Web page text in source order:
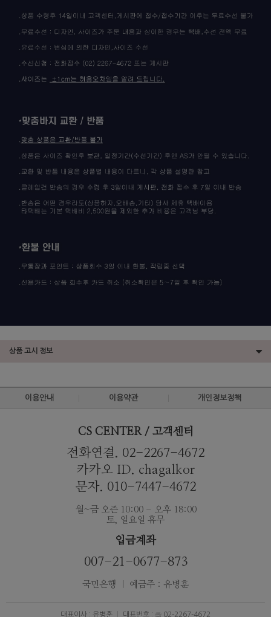
상품 고시 정보
이용안내 이용약관 개인정보정책
CS CENTER / 고객센터
전화연결. 02-2267-4672
카카오 ID. chagalkor
문자. 010-7447-4672
월~금 오즌 10:00 - 오후 18:00
토, 일요일 휴무
입금계좌
007-21-0677-873
국민은행 ｜ 예금주 : 유병훈
대표이사 : 유병훈 대표번호 : ☏ 02-2267-4672